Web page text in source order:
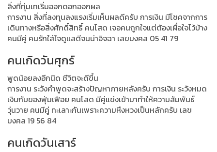
สิ่งที่ทุ่มเทเริ่มออกดอกออกผล
การงาน สิ่งที่ลงทุนลงแรงเริ่มเห็นผลดีครับ การเงิน มีโชคจากการ
เดินทางหรือสิ่งศักดิ์สิทธิ์ คนโสด เจอคนถูกใจแต่ต้องเผื่อใจไว้บ้าง
คนมีคู่ คนรักใส่ใจดูแลดีจนน่าอิจฉา เลขมงคล 05 41 79
คนเกิดวันศุกร์
พูดน้อยลงอีกนิด ชีวิตจะดีขึ้น
การงาน ระวังคำพูดจะสร้างปัญหาภายหลังครับ การเงิน ระวังหมด
เงินกับของฟุ่มเฟือย คนโสด มีคู่แข่งเข้ามาทำให้ความสัมพันธ์
วุ่นวาย คนมีคู่ ทะเลาะกันเพราะความหึงหวงเป็นหลักครับ เลข
มงคล 19 56 84
คนเกิดวันเสาร์